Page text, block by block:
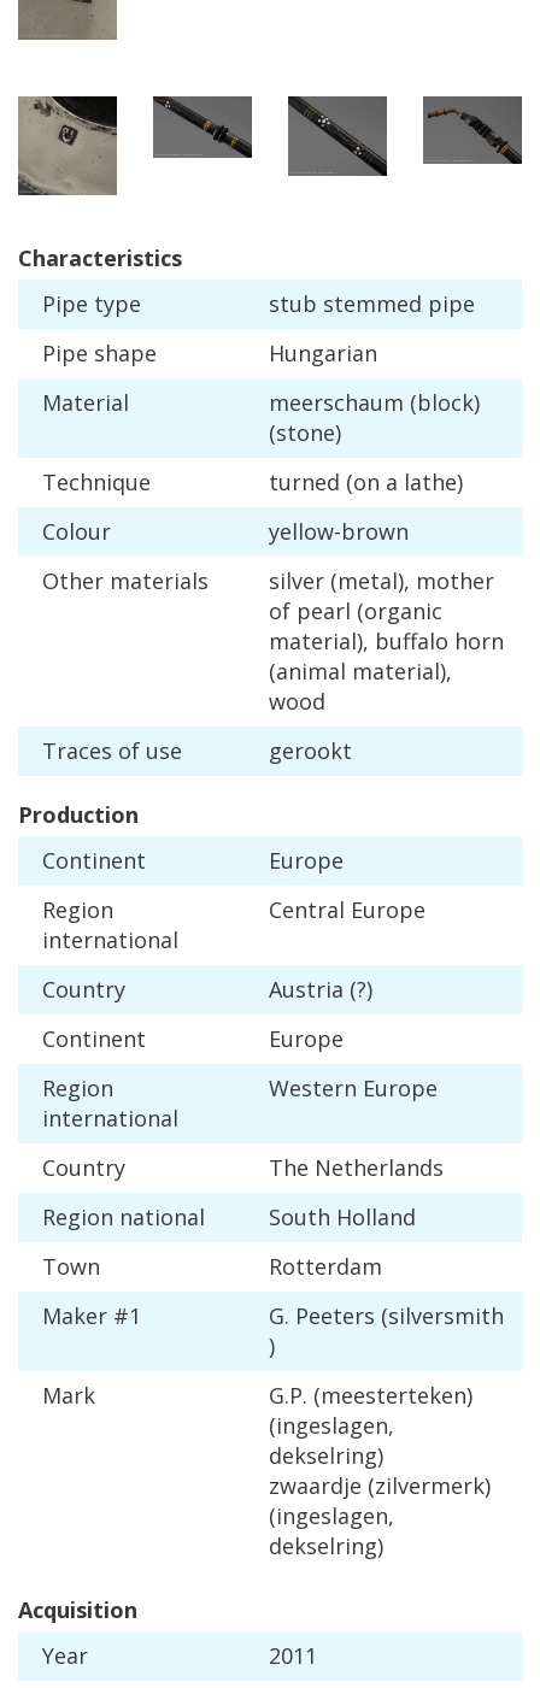
Characteristics
Pipe type stub stemmed pipe
Pipe shape
Hungarian
Material
meerschaum (block)
(stone)
Technique
turned (on a lathe)
Colour
yellow-brown
Other materials silver (metal), mother
of pearl (organic
material), buffalo horn
(animal material),
wood
Traces of use gerookt
Production
Continent
Europe
Region
international
Central Europe
Country Austria (?)
Continent
Europe
Region
international
Western Europe
Country The Netherlands
Region national South Holland
Town
Rotterdam
Maker #1 G. Peeters (silversmith
)
Mark
G.P. (meesterteken)
(ingeslagen,
dekselring)
zwaardje (zilvermerk)
(ingeslagen,
dekselring)
Acquisition
Year
2011